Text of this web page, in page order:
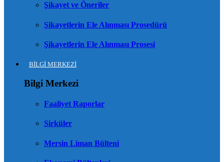
Şikayet ve Öneriler
Şikayetlerin Ele Alınması Prosedürü
Şikayetlerin Ele Alınması Prosesi
BİLGİ MERKEZİ
Bilgi Merkezi
Faaliyet Raporlar
Sirküler
Mersin Liman Bülteni